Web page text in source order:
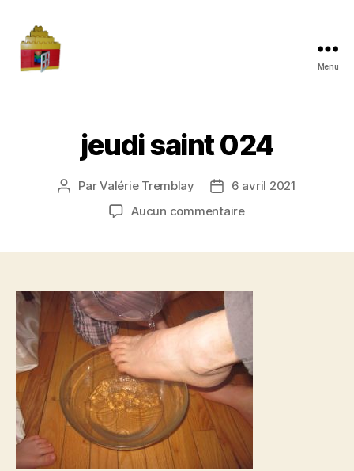
Menu
jeudi saint 024
Auteur
ParValérie Tremblay
Date
de
6 avril 2021
Aucun commentairesur